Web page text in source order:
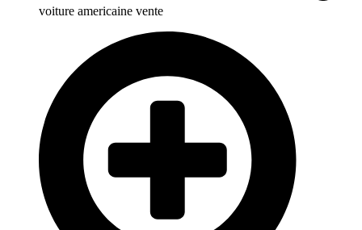
voiture americaine vente